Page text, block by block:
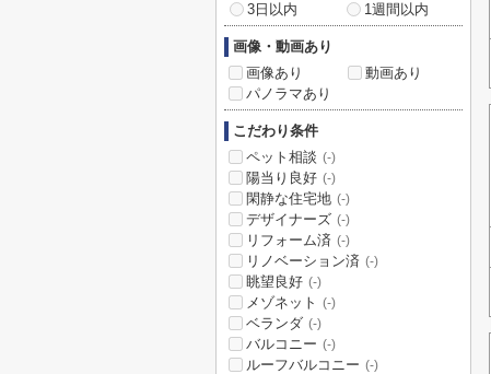
3日以内
1週間以内
画像・動画あり
画像あり
動画あり
パノラマあり
こだわり条件
ペット相談 (-)
陽当り良好 (-)
閑静な住宅地 (-)
デザイナーズ (-)
リフォーム済 (-)
リノベーション済 (-)
眺望良好 (-)
メゾネット (-)
ベランダ (-)
バルコニー (-)
ルーフバルコニー (-)